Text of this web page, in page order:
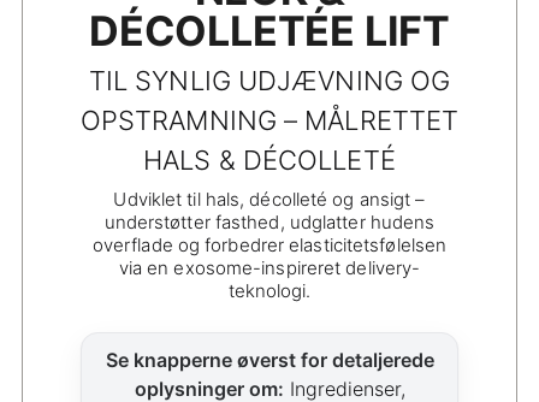
DÉCOLLETÉE LIFT
TIL SYNLIG UDJÆVNING OG
OPSTRAMNING – MÅLRETTET
HALS & DÉCOLLETÉ
Udviklet til hals, décolleté og ansigt –
understøtter fasthed, udglatter hudens
overflade og forbedrer elasticitetsfølelsen
via en exosome-inspireret delivery-
teknologi.
Se knapperne øverst for detaljerede
oplysninger om: Ingredienser,